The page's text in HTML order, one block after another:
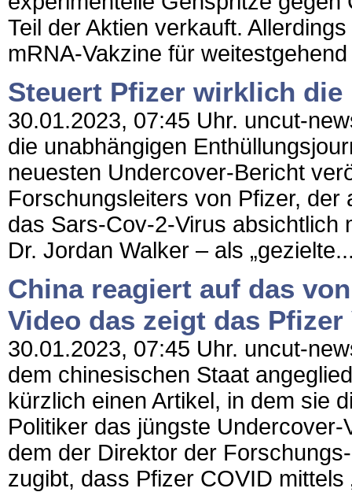
Teil der Aktien verkauft.
mRNA-Vakzine für
Steuert Pfizer wirklich
30.01.2023, 07:45 Uhr. uncut-
die unabhängigen
neuesten Undercover-Bericht
Forschungsleiters von Pfizer,
das Sars-Cov-2-Virus absichtlich
Dr. Jordan Walker – als
China reagiert auf das
Video das zeigt das
30.01.2023, 07:45 Uhr. uncut-
dem chinesischen Staat
kürzlich einen Artikel, in dem sie
Politiker das jüngste
dem der Direktor der
zugibt, dass Pfizer COVID mittels